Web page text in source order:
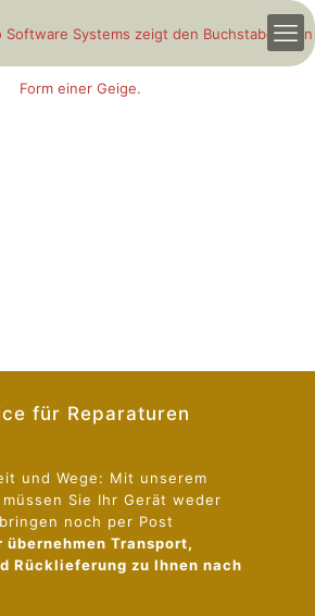
für Reparaturen
und Wege: Mit unserem
Sie Ihr Gerät weder
noch per Post
übernehmen Transport,
Rücklieferung zu Ihnen nach